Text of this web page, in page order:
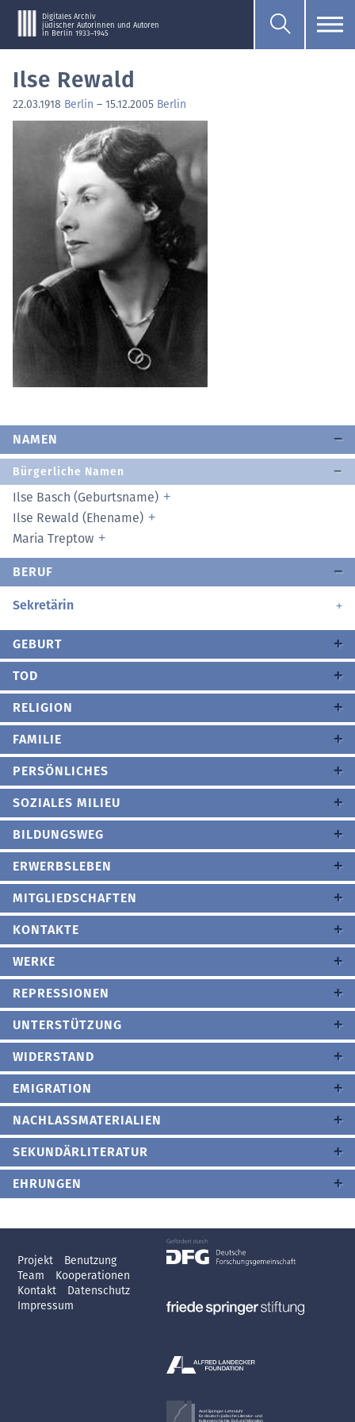
Digitales Archiv
jüdischer Autorinnen und Autoren
in Berlin 1933–1945
Ilse Rewald
22.03.1918 Berlin – 15.12.2005 Berlin
NAMEN
Bürgerliche Namen
Ilse Basch (Geburtsname)
Ilse Rewald (Ehename)
Maria Treptow
BERUF
Sekretärin
GEBURT
TOD
RELIGION
FAMILIE
PERSÖNLICHES
SOZIALES MILIEU
BILDUNGSWEG
ERWERBSLEBEN
MITGLIEDSCHAFTEN
KONTAKTE
WERKE
REPRESSIONEN
UNTERSTÜTZUNG
WIDERSTAND
EMIGRATION
NACHLASSMATERIALIEN
SEKUNDÄRLITERATUR
EHRUNGEN
Projekt
Benutzung
Team
Kooperationen
Kontakt
Datenschutz
Impressum
Axel Springer-Lehrstuhl
für deutsch-jüdische Literatur- und